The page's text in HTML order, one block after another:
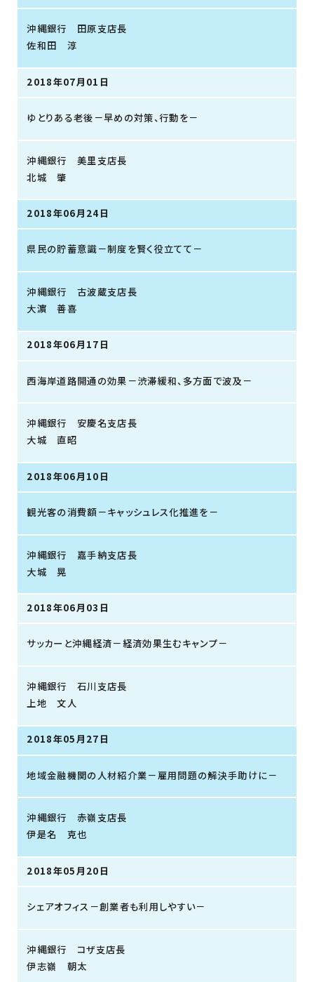
沖縄銀行 田原支店長
佐和田 淳
2018年07月01日
ゆとりある老後－早めの対策、行動を－
沖縄銀行 美里支店長
北城 肇
2018年06月24日
県民の貯蓄意識－制度を賢く役立てて－
沖縄銀行 古波蔵支店長
大濵 善喜
2018年06月17日
西海岸道路開通の効果－渋滞緩和、多方面で波及－
沖縄銀行 安慶名支店長
大城 直昭
2018年06月10日
観光客の消費額－キャッシュレス化推進を－
沖縄銀行 嘉手納支店長
大城 晃
2018年06月03日
サッカーと沖縄経済－経済効果生むキャンプ－
沖縄銀行 石川支店長
上地 文人
2018年05月27日
地域金融機関の人材紹介業－雇用問題の解決手助けに－
沖縄銀行 赤嶺支店長
伊是名 克也
2018年05月20日
シェアオフィス－創業者も利用しやすい－
沖縄銀行 コザ支店長
伊志嶺 朝太